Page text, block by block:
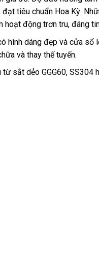
đạt tiêu chuẩn Hoa Kỳ.
hoạt động trơn tru, đáng
hình dáng đẹp và cửa sổ
và thay thế tuyến.
từ sắt dẻo GGG60, SS304